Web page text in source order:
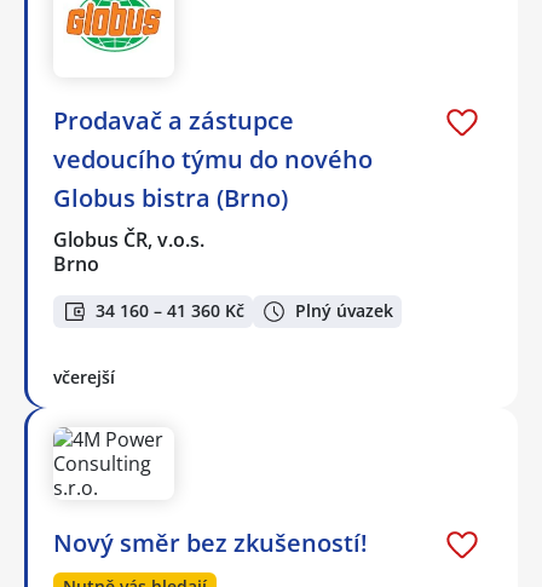
Prodavač a zástupce
vedoucího týmu do nového
Globus bistra (Brno)
Globus ČR, v.o.s.
Brno
34 160 – 41 360 Kč Plný úvazek
včerejší
Nový směr bez zkušeností!